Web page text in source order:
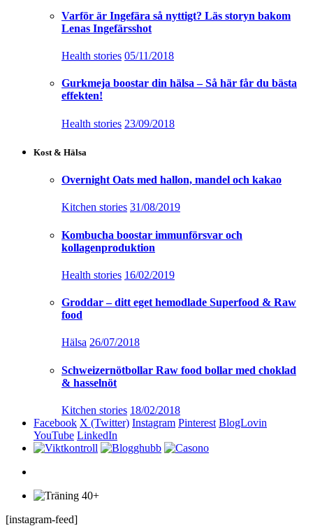
Varför är Ingefära så nyttigt? Läs storyn bakom
Lenas Ingefärsshot
Health stories 05/11/2018
Gurkmeja boostar din hälsa – Så här får du bästa
effekten!
Health stories 23/09/2018
Kost & Hälsa
Overnight Oats med hallon, mandel och kakao
Kitchen stories 31/08/2019
Kombucha boostar immunförsvar och
kollagenproduktion
Health stories 16/02/2019
Groddar – ditt eget hemodlade Superfood & Raw
food
Hälsa 26/07/2018
Schweizernötbollar Raw food bollar med choklad
& hasselnöt
Kitchen stories 18/02/2018
Facebook X (Twitter) Instagram Pinterest BlogLovin
YouTube LinkedIn
[instagram-feed]